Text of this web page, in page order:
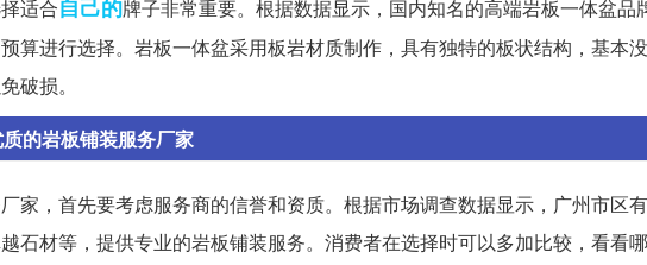
适合自己的牌子非常重要。根据数据显示，国内知名的高端岩板一体盆品
算进行选择。岩板一体盆采用板岩材质制作，具有独特的板状结构，基本
破损。
的岩板铺装服务厂家
家，首先要考虑服务商的信誉和资质。根据市场调查数据显示，广州市区
石材等，提供专业的岩板铺装服务。消费者在选择时可以多加比较，看看